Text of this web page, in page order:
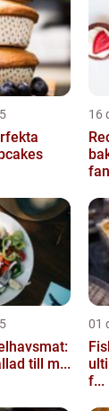
16
till m...
01
f...